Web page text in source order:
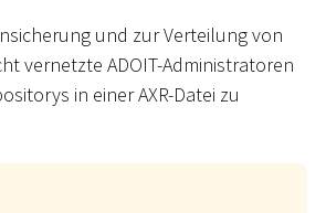
und zur Verteilung von
vernetzte ADOIT-Administratoren
in einer AXR-Datei zu